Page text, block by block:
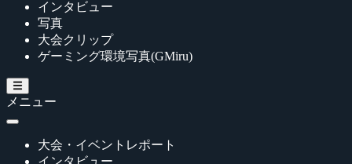
インタビュー
写真
大会クリップ
ゲーミング環境写真(GMiru)
メニュー
大会・イベントレポート
インタビュー